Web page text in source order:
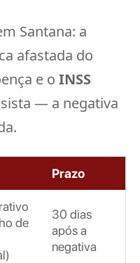
Santana: a
afastada do
e o INSS
— a negativa
Prazo
de
30 dias
após a
negativa